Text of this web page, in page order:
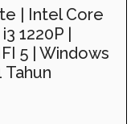
| Intel Core
1220P |
5 | Windows
Tahun